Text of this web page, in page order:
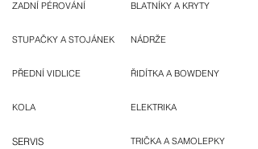
ZADNÍ PÉROVÁNÍ
STUPAČKY A STOJÁNEK
PŘEDNÍ VIDLICE
KOLA
SERVIS
BLATNÍKY A KRYTY
NÁDRŽE
ŘIDÍTKA A BOWDENY
ELEKTRIKA
TRIČKA A SAMOLEPKY